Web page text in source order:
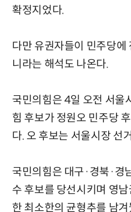
확정지었다.
다만 유권자들이 민주당에
니라는 해석도 나온다.
국민의힘은 4일 오전 서울
힘 후보가 정원오 민주당
다. 오 후보는 서울시장 선
국민의힘은 대구·경북·경
수 후보를 당선시키며 영
한 최소한의 균형추를 남